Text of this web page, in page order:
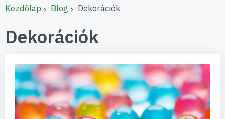
Kezdőlap Blog Dekorációk
Dekorációk